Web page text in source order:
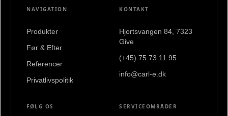
NAVIGATION
Produkter
Før & Efter
Referencer
Privatlivspolitik
KONTAKT
Hjortsvangen 84, 7323
Give
(+45) 75 73 11 95
info@carl-e.dk
FØLG OS SERVICEOMRÅDER